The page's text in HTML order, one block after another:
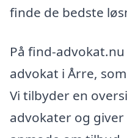
finde de bedste
På find-
advokat i Årre,
Vi tilbyder en
advokater og